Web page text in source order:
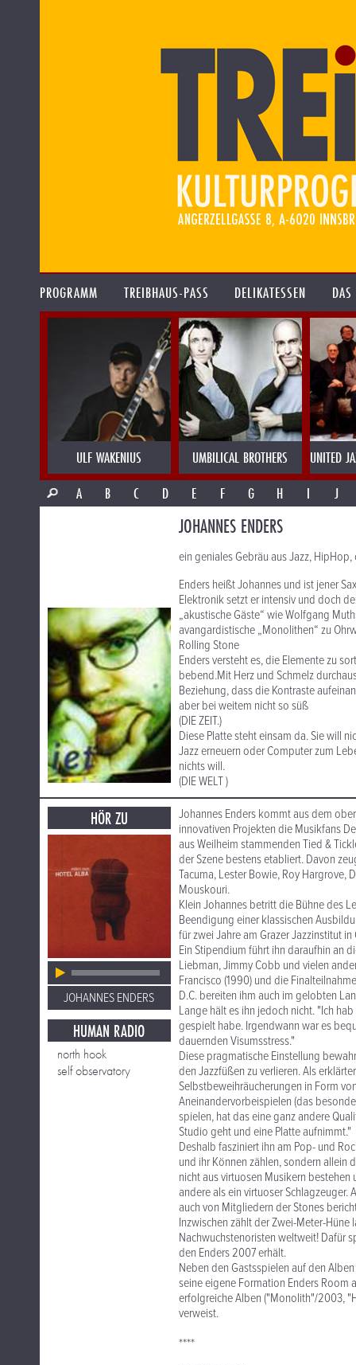
PROGRAMM TREIBHAUS-PASS DELIKATESSEN
ULF WAKENIUS UMBILICAL BROTHERS
UNITED
A
B C D E F G H I J
JOHANNES ENDERS
ein geniales Gebräu aus Jazz,
Enders heißt Johannes und ist jener
Elektronik setzt er intensiv und doch
„akustische Gäste“ wie Wolfgang
avangardistische „Monolithen“ zu
Rolling Stone
Enders versteht es, die Elemente zu
bebend.Mit Herz und Schmelz
Beziehung, dass die Kontraste
aber bei weitem nicht so süß
(DIE ZEIT.)
Diese Platte steht einsam da. Sie will
Jazz erneuern oder Computer zum
nichts will.
(DIE WELT )
HÖR ZU
JOHANNES ENDERS
HUMAN RADIO
north hook
self observatory
Johannes Enders kommt aus dem
innovativen Projekten die Musikfans
aus Weilheim stammenden Tied &
der Szene bestens etabliert. Davon
Tacuma, Lester Bowie, Roy Hargrove,
Mouskouri.
Klein Johannes betritt die Bühne des
Beendigung einer klassischen
für zwei Jahre am Grazer Jazzinstitut
Ein Stipendium führt ihn daraufhin an
Liebman, Jimmy Cobb und vielen
Francisco (1990) und die
D.C. bereiten ihm auch im gelobten
Lange hält es ihn jedoch nicht. "Ich
gespielt habe. Irgendwann war es
dauernden Visumsstress."
Diese pragmatische Einstellung
den Jazzfüßen zu verlieren. Als
Selbstbeweihräucherungen in Form
Aneinandervorbeispielen (das
spielen, hat das eine ganz andere
Studio geht und eine Platte aufnimmt."
Deshalb fasziniert ihn am Pop- und
und ihr Können zählen, sondern
nicht aus virtuosen Musikern
andere als ein virtuoser
auch von Mitgliedern der Stones
Inzwischen zählt der Zwei-Meter-
Nachwuchstenoristen weltweit! Dafür
den Enders 2007 erhält.
Neben den Gastsspielen auf den
seine eigene Formation Enders Room
erfolgreiche Alben ("Monolith"/2003,
verweist.
****